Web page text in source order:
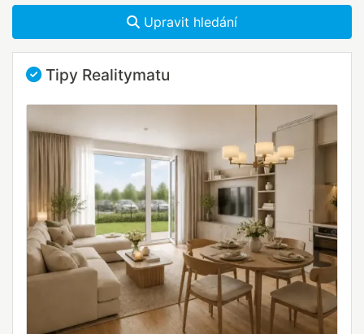
Upravit hledání
Tipy Realitymatu